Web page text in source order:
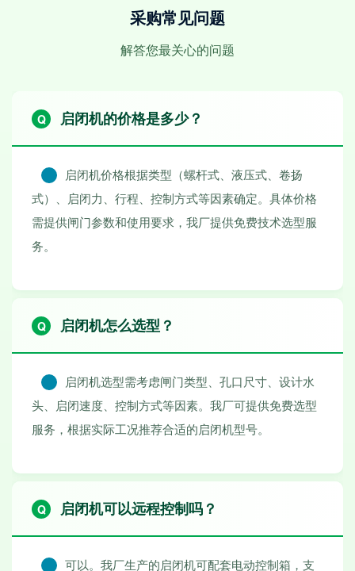
采购常见问题
解答您最关心的问题
启闭机的价格是多少？
启闭机价格根据类型（螺杆式、液压式、卷扬
式）、启闭力、行程、控制方式等因素确定。具体价格
需提供闸门参数和使用要求，我厂提供免费技术选型服
务。
启闭机怎么选型？
启闭机选型需考虑闸门类型、孔口尺寸、设计水
头、启闭速度、控制方式等因素。我厂可提供免费选型
服务，根据实际工况推荐合适的启闭机型号。
启闭机可以远程控制吗？
可以。我厂生产的启闭机可配套电动控制箱，支